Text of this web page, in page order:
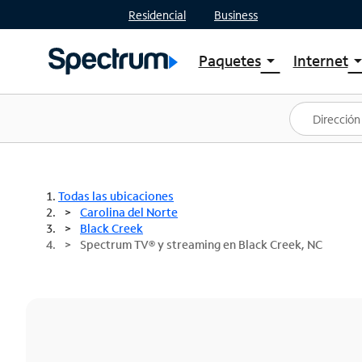
Residencial Business
Paquetesarrow_drop_down
Ver paquetes
Spectrum One
Mejores ofertas
Internetarrow_drop_down
Planes
Todas las ubicaciones
Carolina del Norte
Black Creek
Spectrum TV® y streaming en Black Creek, NC